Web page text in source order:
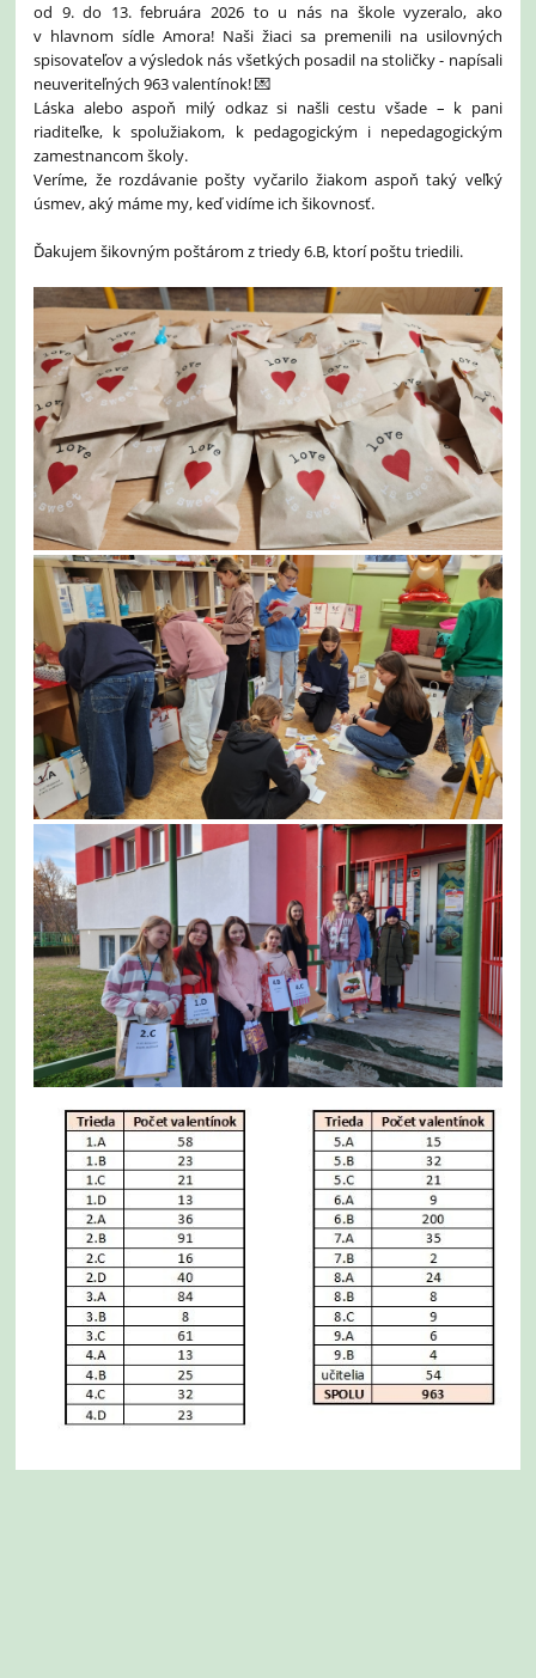
od 9. do 13. februára 2026 to u nás na škole vyzeralo, ako
v hlavnom sídle Amora! Naši žiaci sa premenili na usilovných
spisovateľov a výsledok nás všetkých posadil na stoličky - napísali
neuveriteľných 963 valentínok! 💌
Láska alebo aspoň milý odkaz si našli cestu všade – k pani
riaditeľke, k spolužiakom, k pedagogickým i nepedagogickým
zamestnancom školy.
Veríme, že rozdávanie pošty vyčarilo žiakom aspoň taký veľký
úsmev, aký máme my, keď vidíme ich šikovnosť.
Ďakujem šikovným poštárom z triedy 6.B, ktorí poštu triedili.